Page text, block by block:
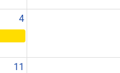
4
11